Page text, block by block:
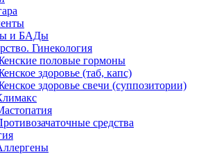
и БАДы
Гинекология
половые гормоны
здоровье (таб, капс)
здоровье свечи (суппозитории)
средства